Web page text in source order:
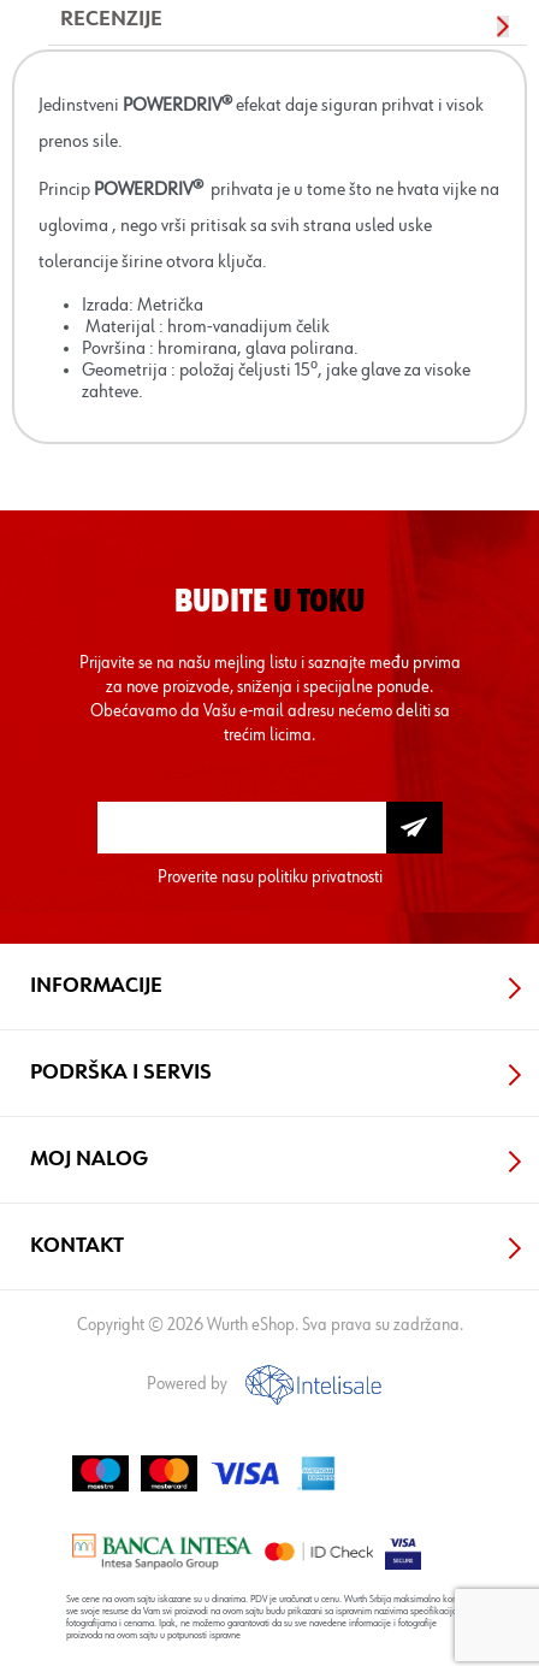
RECENZIJE
Jedinstveni POWERDRIV®efekat daje siguran prihvat i visok
prenos sile.
Princip POWERDRIV® prihvata je u tome što ne hvata vijke na
uglovima , nego vrši pritisak sa svih strana usled uske
tolerancije širine otvora ključa.
Izrada: Metrička
Materijal : hrom-vanadijum čelik
Površina : hromirana, glava polirana.
Geometrija : položaj čeljusti 15⁰, jake glave za visoke
zahteve.
BUDITE U TOKU
Prijavite se na našu mejling listu i saznajte među prvima
za nove proizvode, sniženja i specijalne ponude.
Obećavamo da Vašu e-mail adresu nećemo deliti sa
trećim licima.
Proverite nasu politiku privatnosti
INFORMACIJE
PODRŠKA I SERVIS
MOJ NALOG
KONTAKT
Copyright © 2026 Wurth eShop. Sva prava su zadržana.
Powered by
Sve cene na ovom sajtu iskazane su u dinarima. PDV je uračunat u cenu. Wurth Srbija maksimalno koristi
sve svoje resurse da Vam svi proizvodi na ovom sajtu budu prikazani sa ispravnim nazivima specifikacija,
fotografijama i cenama. Ipak, ne možemo garantovati da su sve navedene informacije i fotografije
proizvoda na ovom sajtu u potpunosti ispravne